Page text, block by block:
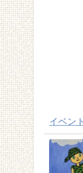
イベン